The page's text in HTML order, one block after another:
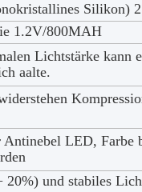
Silikon)
1.2V/800MAH
Lichtstärke kann
aalte.
LED, Farbe
20%) und stabiles